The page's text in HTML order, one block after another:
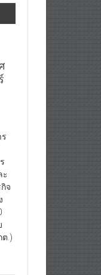
ะ
จ
ต.)